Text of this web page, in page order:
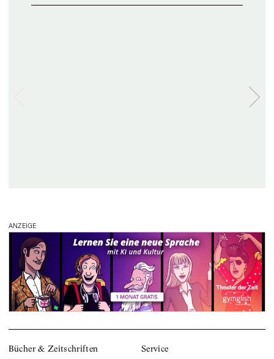
ANZEIGE
Bücher & Zeitschriften Service